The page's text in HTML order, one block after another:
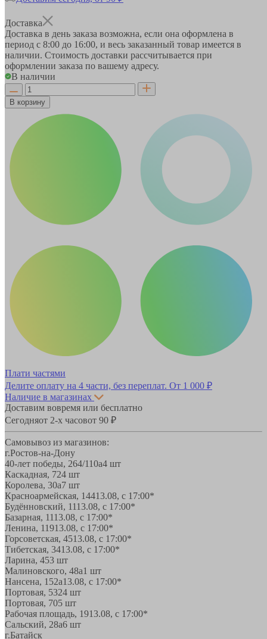
Доставка
Доставка в день заказа возможна, если она оформлена в
период с 8:00 до 16:00, и весь заказанный товар имеется в
наличии. Стоимость доставки рассчитывается при
оформлении заказа по вашему адресу.
В наличии
В корзину
Плати частями
Делите оплату на 4 части, без переплат. От 1 000 ₽
Наличие в магазинах
Доставим вовремя или бесплатно
Сегодняот 2-х часовот 90 ₽
Самовывоз из магазинов:
г.Ростов-на-Дону
40-лет победы, 264/110а4 шт
Каскадная, 724 шт
Королева, 30а7 шт
Красноармейская, 14413.08, с 17:00*
Будённовский, 1113.08, с 17:00*
Базарная, 1113.08, с 17:00*
Ленина, 11913.08, с 17:00*
Горсоветская, 4513.08, с 17:00*
Тибетская, 3413.08, с 17:00*
Ларина, 453 шт
Малиновского, 48а1 шт
Нансена, 152а13.08, с 17:00*
Портовая, 5324 шт
Портовая, 705 шт
Рабочая площадь, 1913.08, с 17:00*
Сальский, 28a6 шт
г.Батайск